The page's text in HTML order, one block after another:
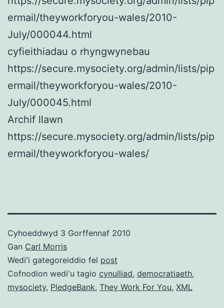
ermail/theyworkforyou-wales/2010-
July/000044.html
cyfieithiadau o rhyngwynebau
https://secure.mysociety.org/admin/lists/pip
ermail/theyworkforyou-wales/2010-
July/000045.html
Archif llawn
https://secure.mysociety.org/admin/lists/pip
ermail/theyworkforyou-wales/
Cyhoeddwyd 3 Gorffennaf 2010
Gan Carl Morris
Wedi'i gategoreiddio fel post
Cofnodion wedi'u tagio cynulliad, democratiaeth,
mysociety, PledgeBank, They Work For You, XML